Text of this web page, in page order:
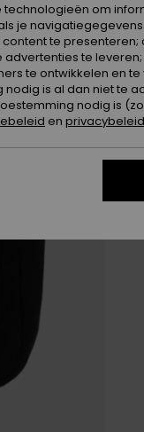
om
je
te presenteren;
te
te ontwikkelen en te
is al dan niet te
nodig is
en privacybeleid